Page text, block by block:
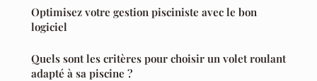
Optimisez votre gestion pisciniste avec le bon
logiciel
Quels sont les critères pour choisir un volet roulant
adapté à sa piscine ?